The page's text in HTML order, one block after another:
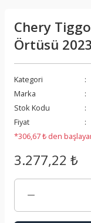
Chery
Örtüsü
Kategori
Marka
Stok Kodu
Fiyat
*306,67 ₺ den
3.277,22 ₺